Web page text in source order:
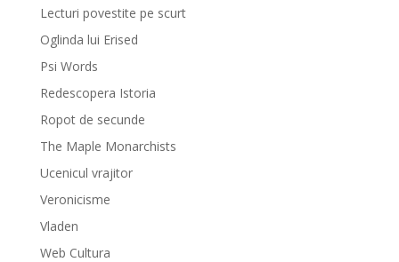
Lecturi povestite pe scurt
Oglinda lui Erised
Psi Words
Redescopera Istoria
Ropot de secunde
The Maple Monarchists
Ucenicul vrajitor
Veronicisme
Vladen
Web Cultura